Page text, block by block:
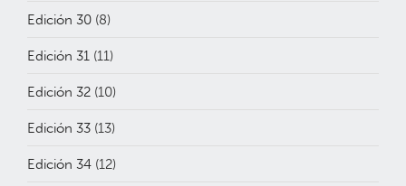
Edición 30 (8)
Edición 31 (11)
Edición 32 (10)
Edición 33 (13)
Edición 34 (12)